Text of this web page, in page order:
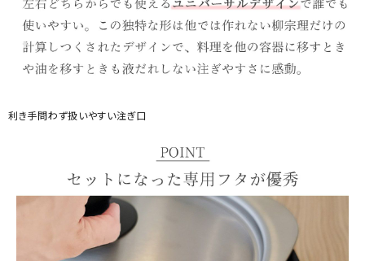
利き手問わず扱いやすい注ぎ口